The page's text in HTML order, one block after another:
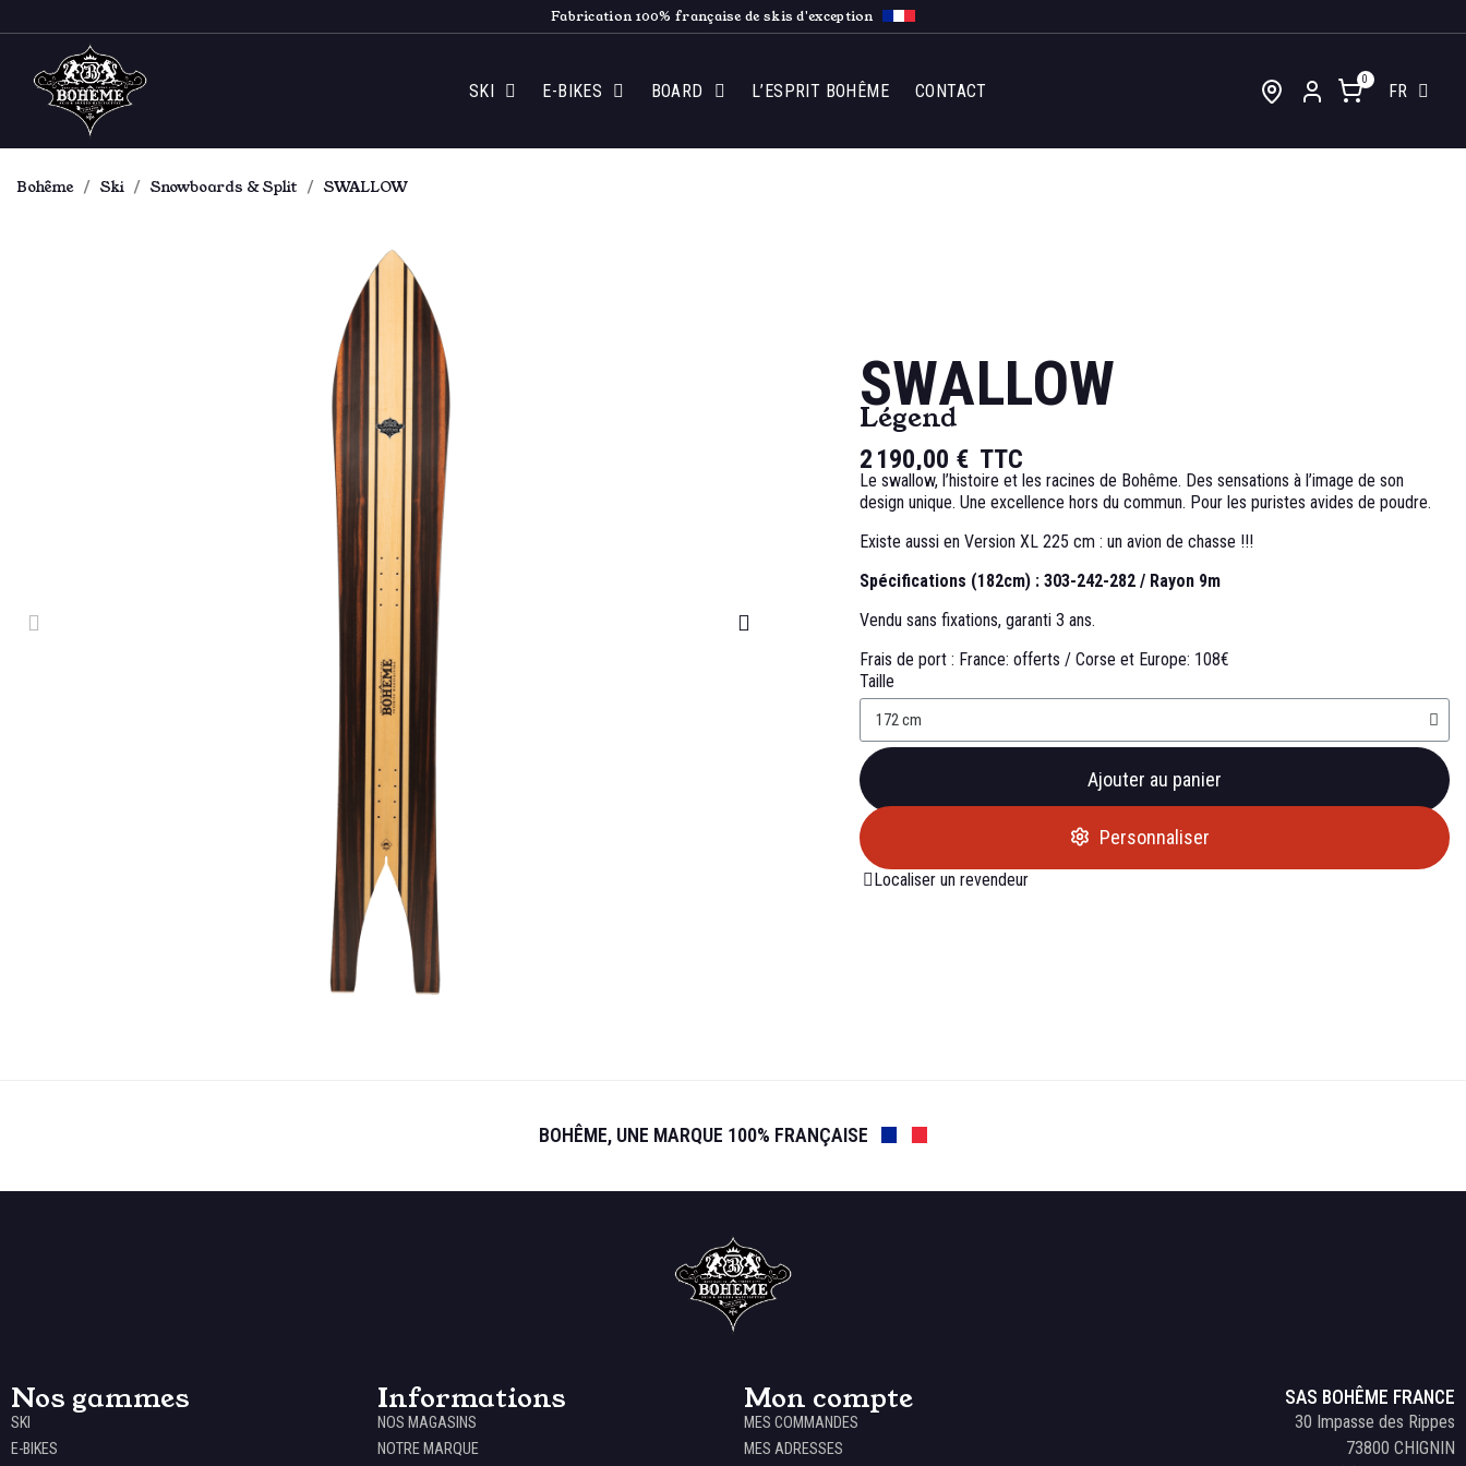
Fabrication 100% française de skis d'exception
SKI E-BIKES BOARD L’ESPRIT BOHÊME CONTACT FR
Bohême Ski Snowboards & Split SWALLOW
SWALLOW
Légend
2 190,00 € TTC
Le swallow, l’histoire et les racines de Bohême. Des sensations à l’image de son
design unique. Une excellence hors du commun. Pour les puristes avides de poudre.
Existe aussi en Version XL 225 cm : un avion de chasse !!!
Spécifications (182cm) : 303-242-282 / Rayon 9m
Vendu sans fixations, garanti 3 ans.
Frais de port : France: offerts / Corse et Europe: 108€
Taille
Ajouter au panier
Personnaliser
Localiser un revendeur
BOHÊME, UNE MARQUE 100% FRANÇAISE
Nos gammes
SKI
E-BIKES
Informations
NOS MAGASINS
NOTRE MARQUE
Mon compte
MES COMMANDES
MES ADRESSES
SAS BOHÊME FRANCE
30 Impasse des Rippes
73800 CHIGNIN